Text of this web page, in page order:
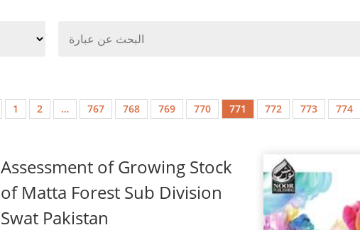
1 2 … 767 768 769 770 771 772 773 774
Assessment of Growing Stock
of Matta Forest Sub Division
Swat Pakistan